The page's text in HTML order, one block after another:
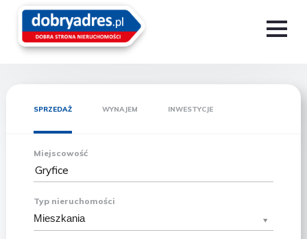
SPRZEDAŻ WYNAJEM INWESTYCJE
Miejscowość
Typ nieruchomości
Mieszkania